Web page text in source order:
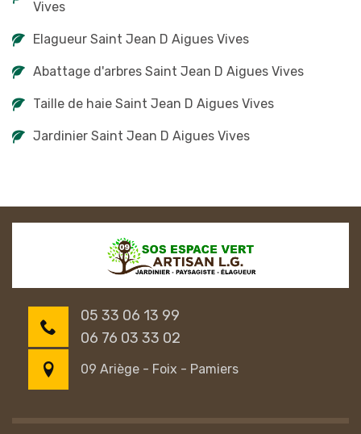
Vives
Elagueur Saint Jean D Aigues Vives
Abattage d'arbres Saint Jean D Aigues Vives
Taille de haie Saint Jean D Aigues Vives
Jardinier Saint Jean D Aigues Vives
05 33 06 13 99
06 76 03 33 02
09 Ariège - Foix - Pamiers